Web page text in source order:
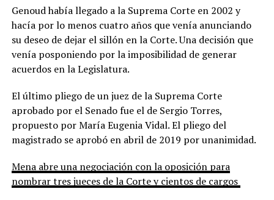
Genoud había llegado a la Suprema Corte en 2002 y
hacía por lo menos cuatro años que venía anunciando
su deseo de dejar el sillón en la Corte. Una decisión que
venía posponiendo por la imposibilidad de generar
acuerdos en la Legislatura.
El último pliego de un juez de la Suprema Corte
aprobado por el Senado fue el de Sergio Torres,
propuesto por María Eugenia Vidal. El pliego del
magistrado se aprobó en abril de 2019 por unanimidad.
Mena abre una negociación con la oposición para
nombrar tres jueces de la Corte y cientos de cargos